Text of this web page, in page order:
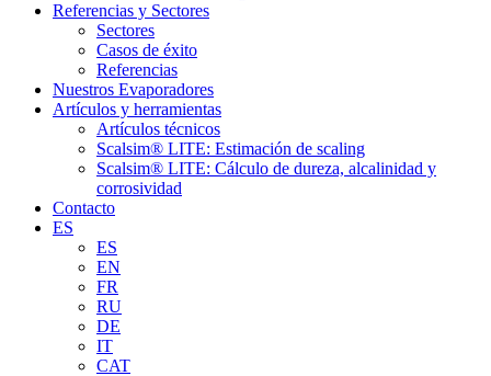
Referencias y Sectores
Sectores
Casos de éxito
Referencias
Nuestros Evaporadores
Artículos y herramientas
Artículos técnicos
Scalsim® LITE: Estimación de scaling
Scalsim® LITE: Cálculo de dureza, alcalinidad y
corrosividad
Contacto
ES
ES
EN
FR
RU
DE
IT
CAT